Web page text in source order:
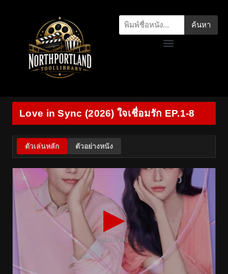
ค้นหา
Love in Sync (2026) ใจเชื่อมรัก EP.1-8
ตัวเล่นหลัก ตัวอย่างหนัง
▶
เล่นหนัง